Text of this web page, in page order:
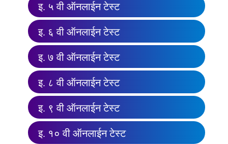
इ. ५ वी ऑनलाईन टेस्ट
इ. ६ वी ऑनलाईन टेस्ट
इ. ७ वी ऑनलाईन टेस्ट
इ. ८ वी ऑनलाईन टेस्ट
इ. ९ वी ऑनलाईन टेस्ट
इ. १० वी ऑनलाईन टेस्ट